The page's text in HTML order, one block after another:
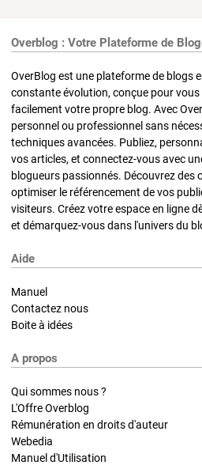
Overblog : Votre Plateforme de
OverBlog est une plateforme de blogs
constante évolution, conçue pour
facilement votre propre blog. Avec
personnel ou professionnel sans
techniques avancées. Publiez,
vos articles, et connectez-vous avec
blogueurs passionnés. Découvrez des
optimiser le référencement de vos
visiteurs. Créez votre espace en ligne
et démarquez-vous dans l'univers du
Aide
Manuel
Contactez nous
Boite à idées
A propos
Qui sommes nous ?
L'Offre Overblog
Rémunération en droits d'auteur
Webedia
Manuel d'Utilisation